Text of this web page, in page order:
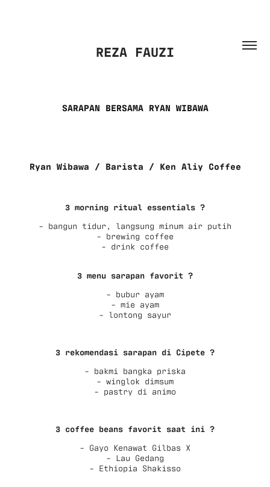
REZA FAUZI
SARAPAN BERSAMA RYAN WIBAWA
Ryan Wibawa / Barista / Ken Aliy Coffee
3 morning ritual essentials ?
- bangun tidur, langsung minum air putih
- brewing coffee
- drink coffee
3 menu sarapan favorit ?
- bubur ayam
- mie ayam
- lontong sayur
3 rekomendasi sarapan di Cipete ?
- bakmi bangka priska
- winglok dimsum
- pastry di animo
3 coffee beans favorit saat ini ?
- Gayo Kenawat Gilbas X
- Lau Gedang
- Ethiopia Shakisso